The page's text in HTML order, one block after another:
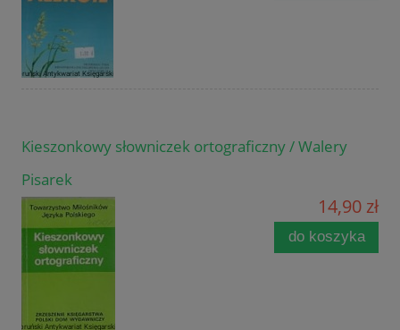
Kieszonkowy słowniczek ortograficzny / Walery
Pisarek
14,90 zł
do koszyka